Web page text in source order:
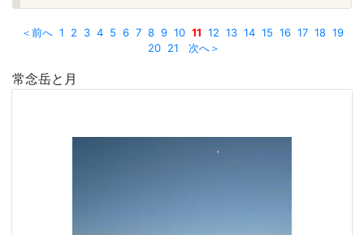
＜前へ 1 2 3 4 5 6 7 8 9 10 11 12 13 14 15 16 17 18 19
20 21 次へ＞
常念岳と月